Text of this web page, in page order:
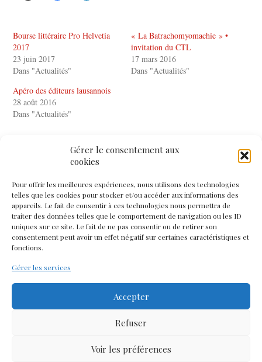
Gérer le consentement aux
cookies
Pour offrir les meilleures expériences, nous utilisons des technologies
telles que les cookies pour stocker et/ou accéder aux informations des
appareils. Le fait de consentir à ces technologies nous permettra de
traiter des données telles que le comportement de navigation ou les ID
uniques sur ce site. Le fait de ne pas consentir ou de retirer son
consentement peut avoir un effet négatif sur certaines caractéristiques et
fonctions.
Gérer les services
Accepter
Refuser
Voir les préférences
Bourse littéraire Pro Helvetia
2017
23 juin 2017
Dans "Actualités"
« La Batrachomyomachie » •
invitation du CTL
17 mars 2016
Dans "Actualités"
Apéro des éditeurs lausannois
28 août 2016
Dans "Actualités"
« Saison des ruines » • chronique de Sandra
Morier
« Saison des ruines » finaliste du prix SPG
Comments are closed.